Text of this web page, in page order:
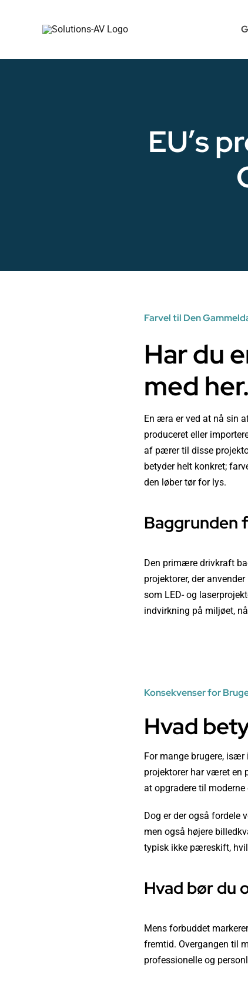
EU’s
Farvel til Den
Har du
med her.
En æra er ved at nå sin
produceret eller
af pærer til disse
betyder helt konkret;
den løber tør for lys.
Baggrunden
Den primære drivkraft
projektorer, der
som LED- og
indvirkning på miljøet,
Konsekvenser for
Hvad
For mange brugere,
projektorer har været en
at opgradere til
Dog er der også fordele
men også højere
typisk ikke pæreskift,
Hvad bør du
Mens forbuddet
fremtid. Overgangen til
professionelle og